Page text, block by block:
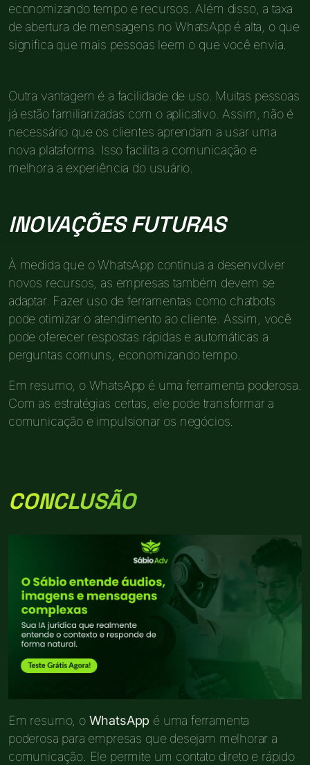
economizando tempo e recursos. Além disso, a taxa
de abertura de mensagens no WhatsApp é alta, o que
significa que mais pessoas leem o que você envia.
Outra vantagem é a facilidade de uso. Muitas pessoas
já estão familiarizadas com o aplicativo. Assim, não é
necessário que os clientes aprendam a usar uma
nova plataforma. Isso facilita a comunicação e
melhora a experiência do usuário.
INOVAÇÕES FUTURAS
À medida que o WhatsApp continua a desenvolver
novos recursos, as empresas também devem se
adaptar. Fazer uso de ferramentas como chatbots
pode otimizar o atendimento ao cliente. Assim, você
pode oferecer respostas rápidas e automáticas a
perguntas comuns, economizando tempo.
Em resumo, o WhatsApp é uma ferramenta poderosa.
Com as estratégias certas, ele pode transformar a
comunicação e impulsionar os negócios.
CONCLUSÃO
Em resumo, o WhatsApp é uma ferramenta
poderosa para empresas que desejam melhorar a
comunicação. Ele permite um contato direto e rápido